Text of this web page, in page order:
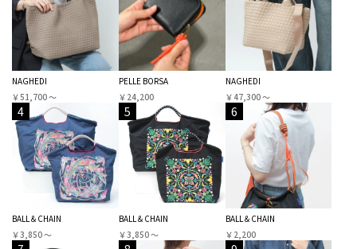
NAGHEDI
￥51,700 〜
PELLE BORSA
￥24,200
NAGHEDI
￥47,300 〜
4
BALL＆CHAIN
￥3,850 〜
5
BALL＆CHAIN
￥3,850 〜
6
BALL＆CHAIN
￥2,200